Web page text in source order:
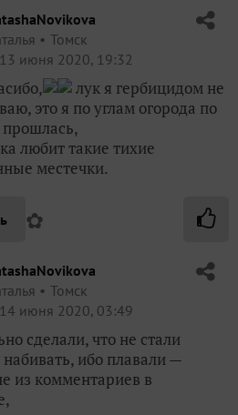
Томск
13 июня 2020, 19:32
лук я гербицидом не
это я по углам огорода по
любит такие тихие
местечки.
✿
Томск
14 июня 2020, 03:49
сделали, что не стали
ибо плавали —
из комментариев в